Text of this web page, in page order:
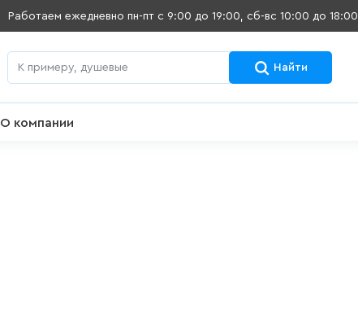
Работаем ежедневно пн-пт с 9:00 до 19:00, сб-вс 10:00 до 18:00
Найти
О компании